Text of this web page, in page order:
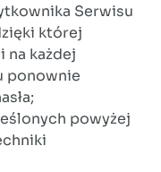
Serwisu
której
na każdej
ponownie
powyżej